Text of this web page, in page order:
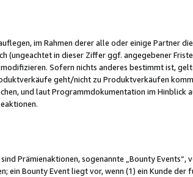
im Rahmen derer alle oder einige Partner
(ungeachtet in dieser Ziffer ggf. angegebener
Sofern nichts anderes bestimmt ist,
geht/nicht zu Produktverkäufen
und laut Programmdokumentation im
Prämienaktionen, sogenannte „Bounty Events“,
ein Bounty Event liegt vor, wenn (1) ein Kunde der